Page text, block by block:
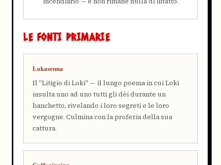
LE FONTI PRIMARIE
Lokasenna
Il "Litigio di Loki" — il lungo poema in cui Loki
insulta uno ad uno tutti gli dèi durante un
banchetto, rivelando i loro segreti e le loro
vergogne. Culmina con la profezia della sua
cattura.